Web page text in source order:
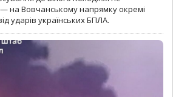
на Вовчанському напрямку окремі
ударів українських БПЛА.